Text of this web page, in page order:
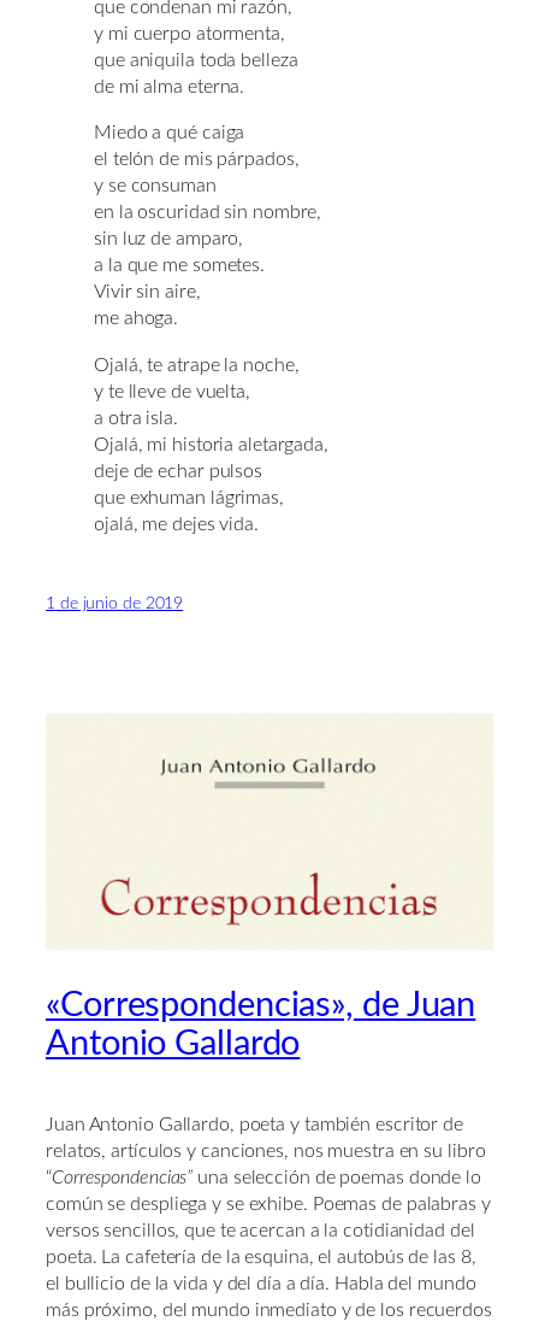
que condenan mi razón,
y mi cuerpo atormenta,
que aniquila toda belleza
de mi alma eterna.
Miedo a qué caiga
el telón de mis párpados,
y se consuman
en la oscuridad sin nombre,
sin luz de amparo,
a la que me sometes.
Vivir sin aire,
me ahoga.
Ojalá, te atrape la noche,
y te lleve de vuelta,
a otra isla.
Ojalá, mi historia aletargada,
deje de echar pulsos
que exhuman lágrimas,
ojalá, me dejes vida.
1 de junio de 2019
«Correspondencias», de Juan
Antonio Gallardo
Juan Antonio Gallardo, poeta y también escritor de
relatos, artículos y canciones, nos muestra en su libro
“Correspondencias” una selección de poemas donde lo
común se despliega y se exhibe. Poemas de palabras y
versos sencillos, que te acercan a la cotidianidad del
poeta. La cafetería de la esquina, el autobús de las 8,
el bullicio de la vida y del día a día. Habla del mundo
más próximo, del mundo inmediato y de los recuerdos